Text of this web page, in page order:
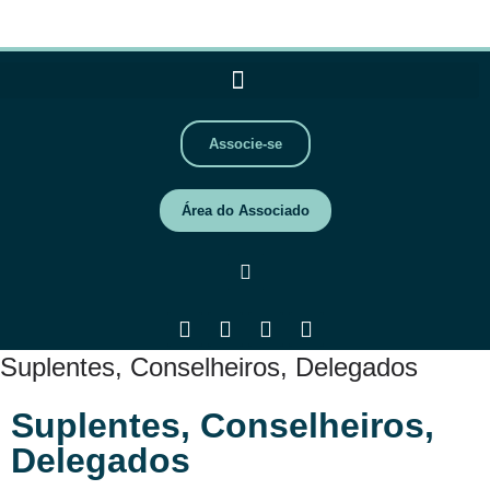
Associe-se
Área do Associado
Suplentes, Conselheiros, Delegados
Suplentes, Conselheiros,
Delegados